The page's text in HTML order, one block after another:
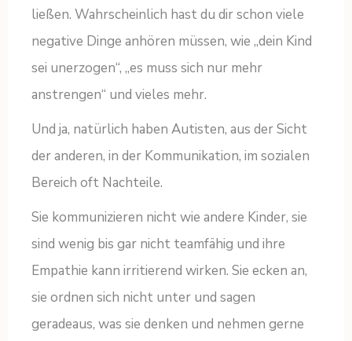
ließen. Wahrscheinlich hast du dir schon viele
negative Dinge anhören müssen, wie „dein Kind
sei unerzogen“, „es muss sich nur mehr
anstrengen“ und vieles mehr.
Und ja, natürlich haben Autisten, aus der Sicht
der anderen, in der Kommunikation, im sozialen
Bereich oft Nachteile.
Sie kommunizieren nicht wie andere Kinder, sie
sind wenig bis gar nicht teamfähig und ihre
Empathie kann irritierend wirken. Sie ecken an,
sie ordnen sich nicht unter und sagen
geradeaus, was sie denken und nehmen gerne